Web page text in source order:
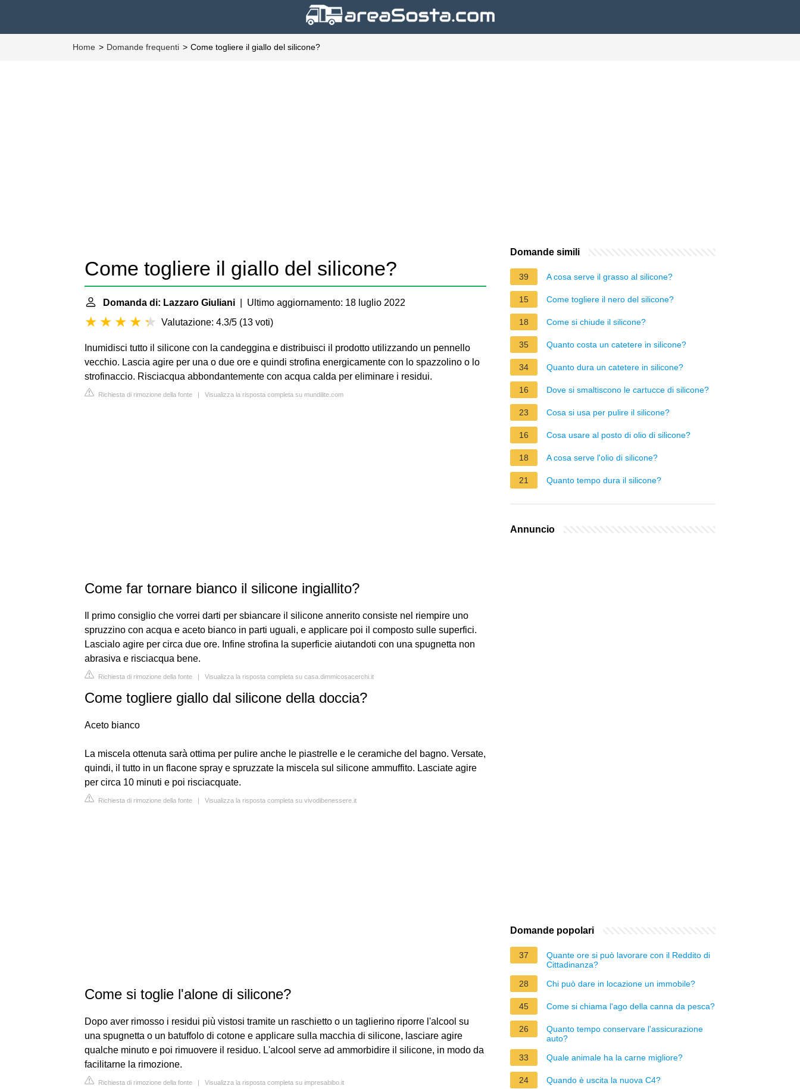
Home Domande frequenti Come togliere il giallo del silicone?
Come togliere il giallo del silicone?
Domanda di: Lazzaro Giuliani | Ultimo aggiornamento: 18 luglio 2022
Valutazione: 4.3/5 (13 voti)
Inumidisci tutto il silicone con la candeggina e distribuisci il prodotto utilizzando un pennello
vecchio. Lascia agire per una o due ore e quindi strofina energicamente con lo spazzolino o lo
strofinaccio. Risciacqua abbondantemente con acqua calda per eliminare i residui.
Richiesta di rimozione della fonte | Visualizza la risposta completa su mundilite.com
Come far tornare bianco il silicone ingiallito?
Il primo consiglio che vorrei darti per sbiancare il silicone annerito consiste nel riempire uno
spruzzino con acqua e aceto bianco in parti uguali, e applicare poi il composto sulle superfici.
Lascialo agire per circa due ore. Infine strofina la superficie aiutandoti con una spugnetta non
abrasiva e risciacqua bene.
Richiesta di rimozione della fonte | Visualizza la risposta completa su casa.dimmicosacerchi.it
Come togliere giallo dal silicone della doccia?
Aceto bianco
La miscela ottenuta sarà ottima per pulire anche le piastrelle e le ceramiche del bagno. Versate,
quindi, il tutto in un flacone spray e spruzzate la miscela sul silicone ammuffito. Lasciate agire
per circa 10 minuti e poi risciacquate.
Richiesta di rimozione della fonte | Visualizza la risposta completa su vivodibenessere.it
Come si toglie l'alone di silicone?
Dopo aver rimosso i residui più vistosi tramite un raschietto o un taglierino riporre l'alcool su
una spugnetta o un batuffolo di cotone e applicare sulla macchia di silicone, lasciare agire
qualche minuto e poi rimuovere il residuo. L'alcool serve ad ammorbidire il silicone, in modo da
facilitarne la rimozione.
Richiesta di rimozione della fonte | Visualizza la risposta completa su impresabibo.it
Domande simili
39 A cosa serve il grasso al silicone?
15 Come togliere il nero del silicone?
18 Come si chiude il silicone?
35 Quanto costa un catetere in silicone?
34 Quanto dura un catetere in silicone?
16 Dove si smaltiscono le cartucce di silicone?
23 Cosa si usa per pulire il silicone?
16 Cosa usare al posto di olio di silicone?
18 A cosa serve l'olio di silicone?
21 Quanto tempo dura il silicone?
Annuncio
Domande popolari
37
Quante ore si può lavorare con il Reddito di
Cittadinanza?
28
Chi può dare in locazione un immobile?
45 Come si chiama l'ago della canna da pesca?
26
Quanto tempo conservare l'assicurazione
auto?
33
Quale animale ha la carne migliore?
24 Quando è uscita la nuova C4?